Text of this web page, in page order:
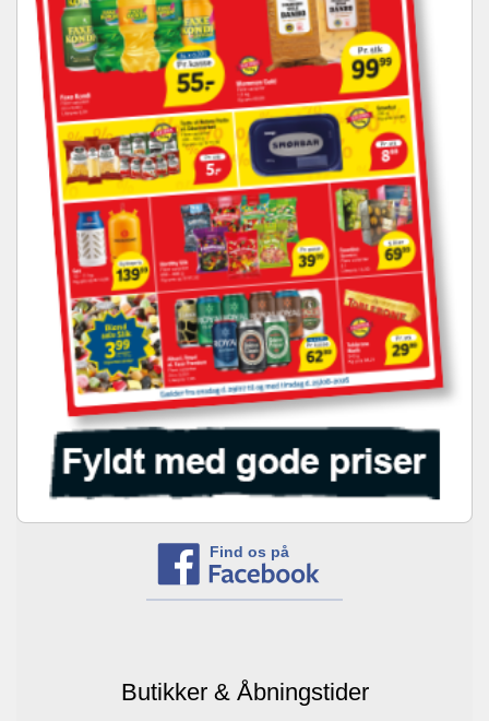
Find os på
Butikker & Åbningstider